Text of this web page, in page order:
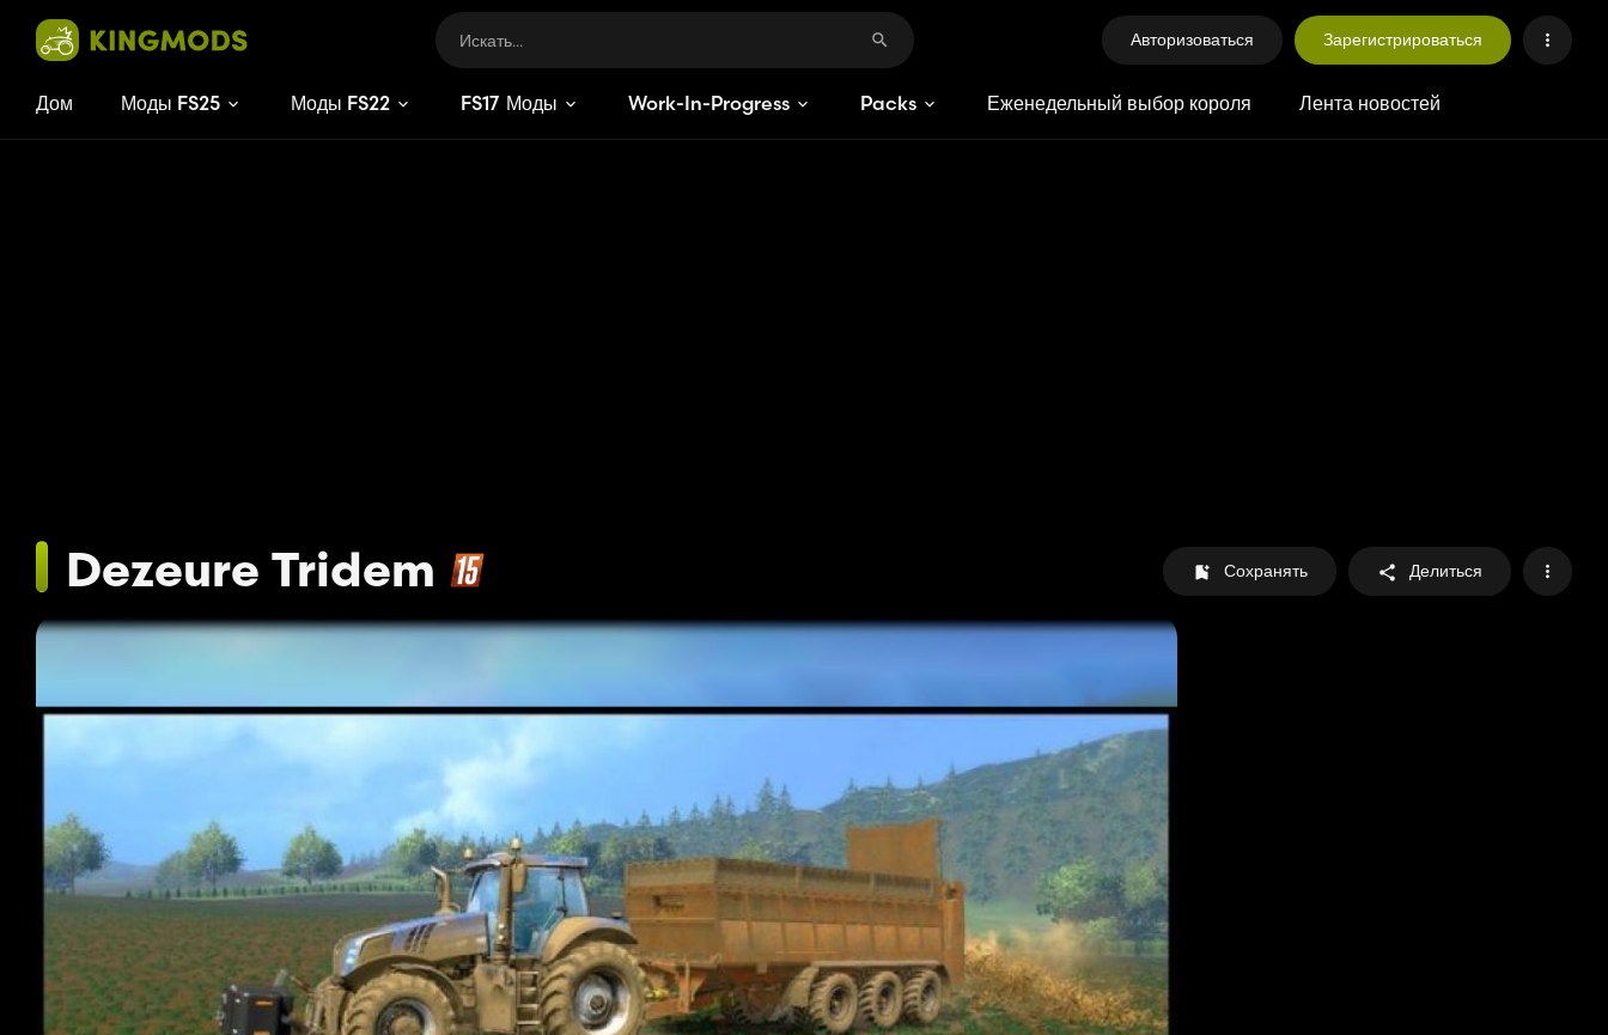
Авторизоваться Зарегистрироваться
Дом Моды FS25 Моды FS22 FS17 Моды Work-In-Progress Packs Еженедельный выбор короля Лента новостей
Dezeure Tridem Сохранять Делиться